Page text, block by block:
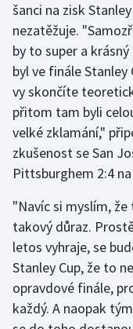
šanci na zisk
nezatěžuje.
by to super a
byl ve finále Stanley
vy skončíte
přitom tam byli
velké zklamání,"
zkušenost se San
Pittsburghem 2:4 na
"Navíc si myslím,
takový důraz.
letos vyhraje, se
Stanley Cup, že to
opravdové finále,
každý. A naopak